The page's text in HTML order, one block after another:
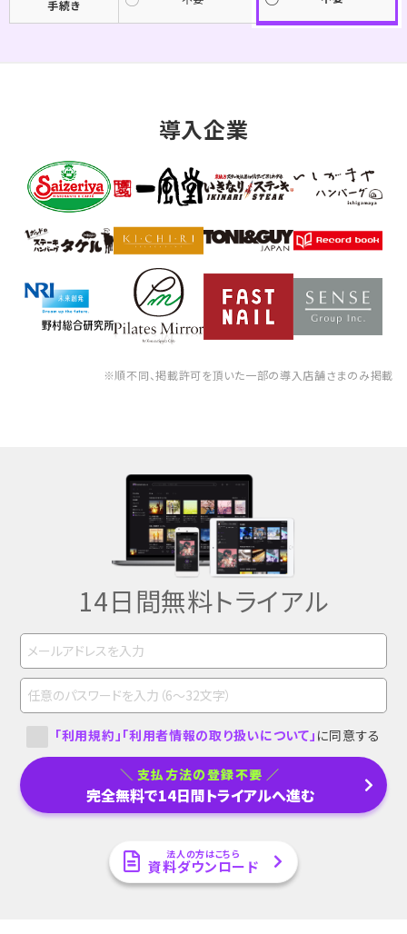
手続き
導入企業
※順不同、掲載許可を頂いた一部の導入店舗さまのみ掲載
14日間無料トライアル
「利用規約」 「利用者情報の取り扱いについて」 に同意する
支払方法の登録不要
完全無料で14日間トライアルへ進む
法人の方はこちら
資料ダウンロード